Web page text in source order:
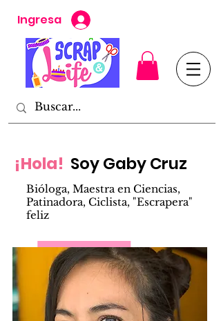
Ingresa
¡Hola! Soy Gaby Cruz
Bióloga, Maestra en Ciencias,
Patinadora, Ciclista, "Escrapera"
feliz